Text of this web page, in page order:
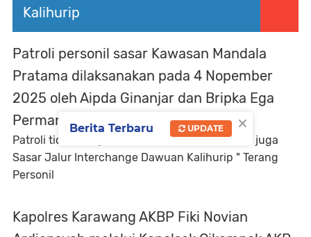
Kalihurip
Patroli personil sasar Kawasan Mandala
Pratama dilaksanakan pada 4 Nopember
2025 oleh Aipda Ginanjar dan Bripka Ega
Permana.
Patroli tidak hanya di dalam kawasan, Personil juga
Sasar Jalur Interchange Dawuan Kalihurip " Terang
Personil
Kapolres Karawang AKBP Fiki Novian
×
Berita Terbaru UPDATE